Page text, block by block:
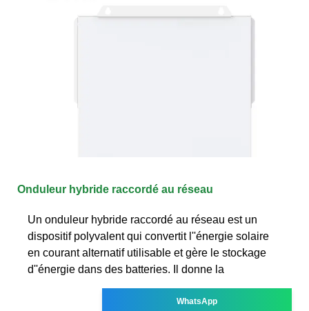
Onduleur hybride raccordé au réseau
Un onduleur hybride raccordé au réseau est un
dispositif polyvalent qui convertit l''énergie solaire
en courant alternatif utilisable et gère le stockage
d''énergie dans des batteries. Il donne la
WhatsApp